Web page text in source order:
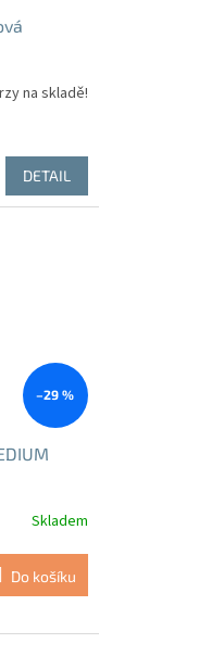
na skladě!
DETAIL
–29 %
Skladem
Do košíku